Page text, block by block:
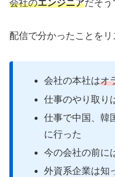
会社のエンジニアだそう
配信で分かったことをリ
会社の本社はオ
仕事のやり取り
仕事で中国、韓
に行った
今の会社の前に
外資系企業は知